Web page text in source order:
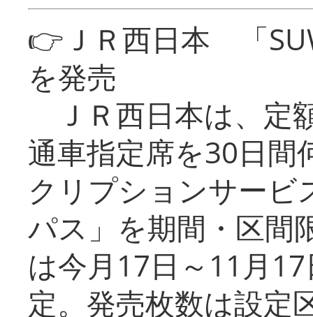
👉ＪＲ西日本 「
を発売
ＪＲ西日本は、定
通車指定席を30日間
クリプションサービ
パス」を期間・区間
は今月17日～11月
定。発売枚数は設定